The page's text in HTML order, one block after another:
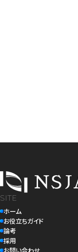
SITE
ホーム
お役立ちガイド
論考
採用
お問い合わせ